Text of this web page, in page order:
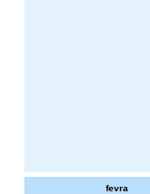
fevra